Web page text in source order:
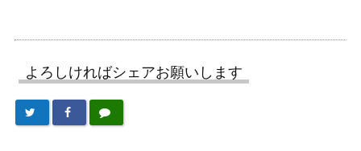
よろしければシェアお願いします